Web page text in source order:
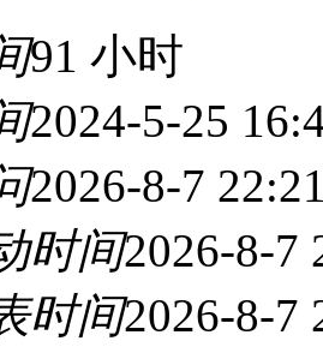
91 小时
2024-5-25
2026-8-7
时间2026-8-7
时间2026-8-7